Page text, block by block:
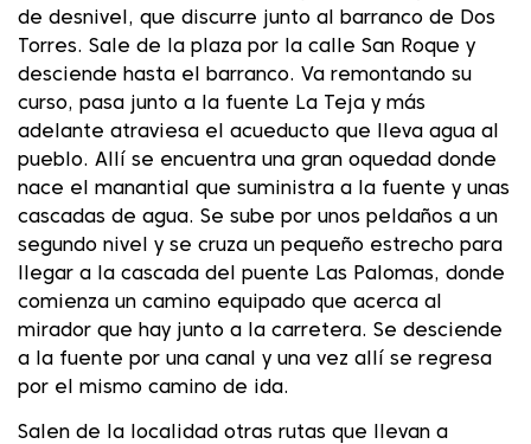
de desnivel, que discurre junto al barranco de Dos
Torres. Sale de la plaza por la calle San Roque y
desciende hasta el barranco. Va remontando su
curso, pasa junto a la fuente La Teja y más
adelante atraviesa el acueducto que lleva agua al
pueblo. Allí se encuentra una gran oquedad donde
nace el manantial que suministra a la fuente y unas
cascadas de agua. Se sube por unos peldaños a un
segundo nivel y se cruza un pequeño estrecho para
llegar a la cascada del puente Las Palomas, donde
comienza un camino equipado que acerca al
mirador que hay junto a la carretera. Se desciende
a la fuente por una canal y una vez allí se regresa
por el mismo camino de ida.
Salen de la localidad otras rutas que llevan a